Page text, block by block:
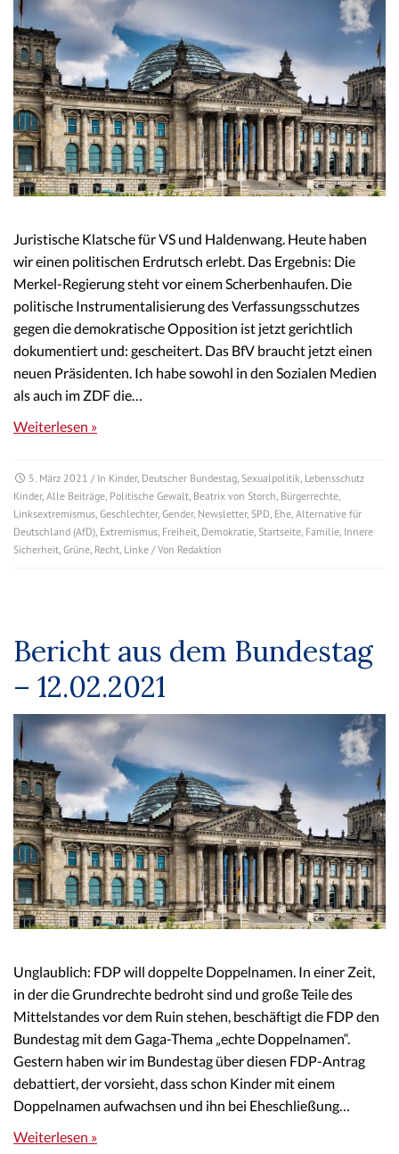
Juristische Klatsche für VS und Haldenwang. Heute haben
wir einen politischen Erdrutsch erlebt. Das Ergebnis: Die
Merkel-Regierung steht vor einem Scherbenhaufen. Die
politische Instrumentalisierung des Verfassungsschutzes
gegen die demokratische Opposition ist jetzt gerichtlich
dokumentiert und: gescheitert. Das BfV braucht jetzt einen
neuen Präsidenten. Ich habe sowohl in den Sozialen Medien
als auch im ZDF die…
Weiterlesen »
5. März 2021 / In Kinder, Deutscher Bundestag Sexualpolitik Lebensschutz
Kinder, Alle Beiträge Politische Gewalt Beatrix von Storch Bürgerrechte
Linksextremismus Geschlechter, Gender, Newsletter, SPD Ehe Alternative für
Deutschland (AfD) Extremismus Freiheit Demokratie Startseite Familie Innere
Sicherheit Grüne Recht Linke / Von Redaktion
Bericht aus dem Bundestag
– 12.02.2021
Unglaublich: FDP will doppelte Doppelnamen. In einer Zeit,
in der die Grundrechte bedroht sind und große Teile des
Mittelstandes vor dem Ruin stehen, beschäftigt die FDP den
Bundestag mit dem Gaga-Thema „echte Doppelnamen“.
Gestern haben wir im Bundestag über diesen FDP-Antrag
debattiert, der vorsieht, dass schon Kinder mit einem
Doppelnamen aufwachsen und ihn bei Eheschließung…
Weiterlesen »